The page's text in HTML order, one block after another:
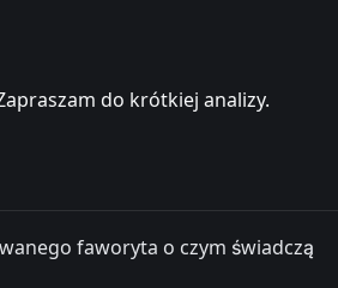
do krótkiej analizy.
faworyta o czym świadczą